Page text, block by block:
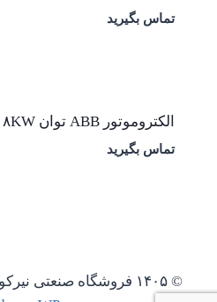
تماس بگیرید
الکتروموتور ABB توان ۰٫۱۸KW دور ۳۰۰۰
تماس بگیرید
© ۱۴۰۵ فروشگاه صنعتی نیرکو - قالب وردپرس توسط